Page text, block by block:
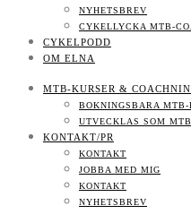
NYHETSBREV
CYKELLYCKA MTB-
CYKELPODD
OM ELNA
MTB-KURSER &
BOKNINGSBARA MTB-
UTVECKLAS SOM
KONTAKT/PR
KONTAKT
JOBBA MED MIG
KONTAKT
NYHETSBREV